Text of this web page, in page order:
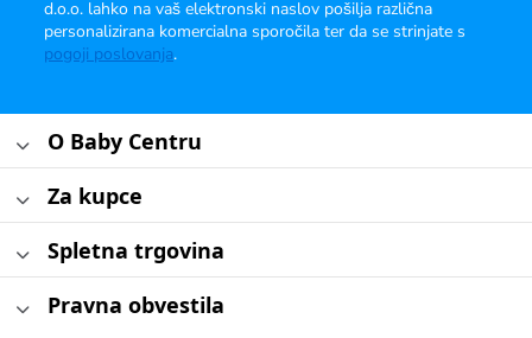
d.o.o. lahko na vaš elektronski naslov pošilja različna
personalizirana komercialna sporočila ter da se strinjate s
pogoji poslovanja.
O Baby Centru
Za kupce
Spletna trgovina
Pravna obvestila